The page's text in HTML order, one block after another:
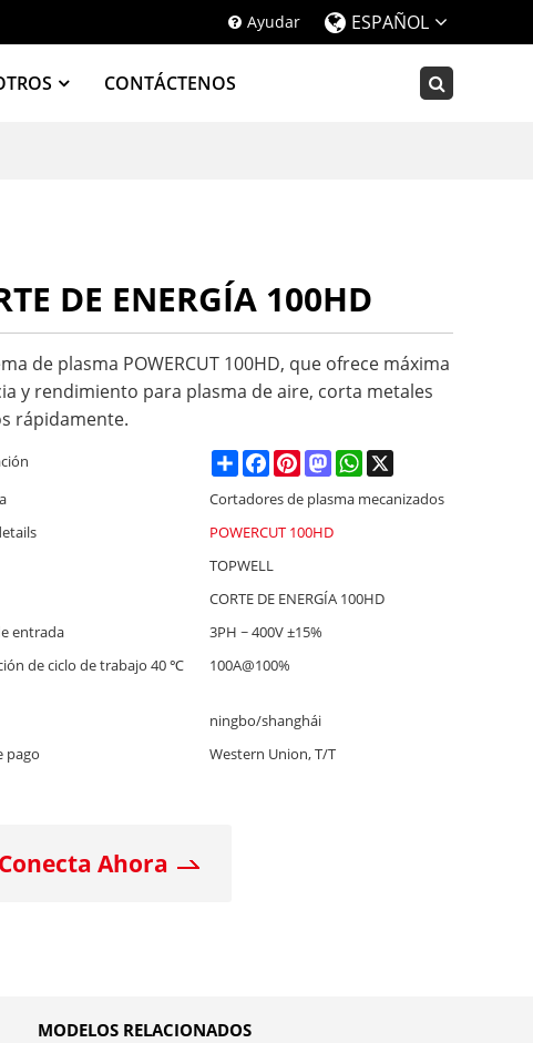
Ayudar ESPAÑOL
CONTÁCTENOS
DE ENERGÍA 100HD
de plasma POWERCUT 100HD, que ofrece máxima
y rendimiento para plasma de aire, corta metales
rápidamente.
ShareFacebookPinterestMastodonWhatsApp
Cortadores de plasma mecanizados
POWERCUT 100HD
TOPWELL
CORTE DE ENERGÍA 100HD
entrada
3PH ~ 400V ±15%
de ciclo de trabajo 40 ℃
100A@100%
ningbo/shanghái
pago
Western Union, T/T
Conecta Ahora
MODELOS RELACIONADOS